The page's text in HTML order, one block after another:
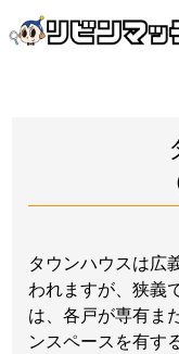
タウンハウスは広
われますが、狭義
は、各戸が専有ま
ンスペースを有す